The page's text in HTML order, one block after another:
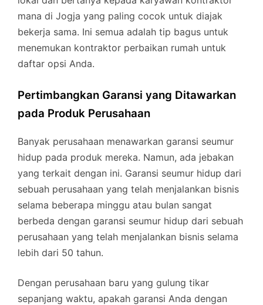
mana di Jogja yang paling cocok untuk diajak
bekerja sama. Ini semua adalah tip bagus untuk
menemukan kontraktor perbaikan rumah untuk
daftar opsi Anda.
Pertimbangkan Garansi yang Ditawarkan
pada Produk Perusahaan
Banyak perusahaan menawarkan garansi seumur
hidup pada produk mereka. Namun, ada jebakan
yang terkait dengan ini. Garansi seumur hidup dari
sebuah perusahaan yang telah menjalankan bisnis
selama beberapa minggu atau bulan sangat
berbeda dengan garansi seumur hidup dari sebuah
perusahaan yang telah menjalankan bisnis selama
lebih dari 50 tahun.
Dengan perusahaan baru yang gulung tikar
sepanjang waktu, apakah garansi Anda dengan